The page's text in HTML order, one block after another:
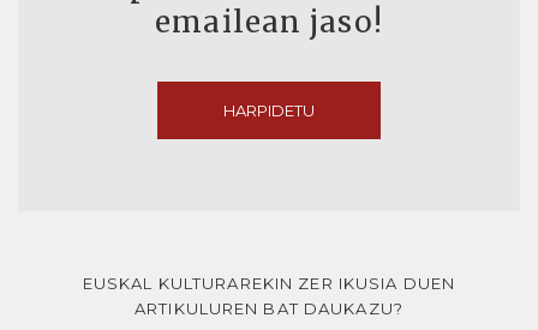
emailean jaso!
HARPIDETU
EUSKAL KULTURAREKIN ZER IKUSIA DUEN
ARTIKULUREN BAT DAUKAZU?